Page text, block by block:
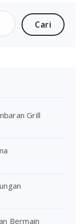
Grill
Bermain